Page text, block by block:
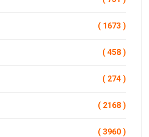
( 1673 )
( 458 )
( 274 )
( 2168 )
( 3960 )